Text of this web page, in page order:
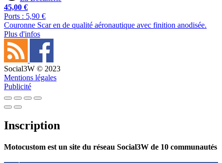
45,00 €
Ports : 5,90 €
Couronne Scar en de qualité aéronautique avec finition anodisée.
Plus d'infos
Social3W © 2023
Mentions légales
Publicité
Inscription
Motocustom est un site du réseau Social3W de 10 communautés